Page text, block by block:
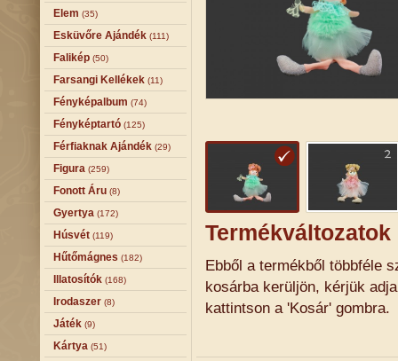
Elem (35)
Esküvőre Ajándék (111)
Falikép (50)
Farsangi Kellékek (11)
Fényképalbum (74)
Fényképtartó (125)
Férfiaknak Ajándék (29)
Figura (259)
Fonott Áru (8)
Gyertya (172)
Húsvét (119)
Hűtőmágnes (182)
Illatosítók (168)
Irodaszer (8)
Játék (9)
Kártya (51)
Termékváltozatok
Ebből a termékből többféle
kosárba kerüljön, kérjük
kattintson a 'Kosár' gombra.